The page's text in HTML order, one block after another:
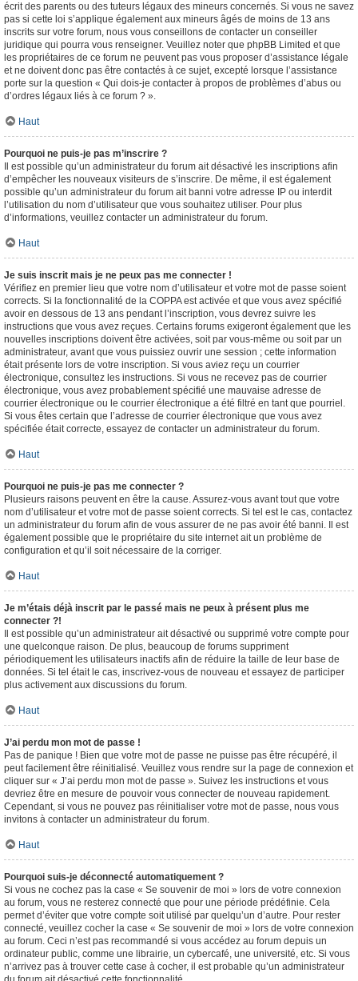
écrit des parents ou des tuteurs légaux des mineurs concernés. Si vous ne savez
pas si cette loi s’applique également aux mineurs âgés de moins de 13 ans
inscrits sur votre forum, nous vous conseillons de contacter un conseiller
juridique qui pourra vous renseigner. Veuillez noter que phpBB Limited et que
les propriétaires de ce forum ne peuvent pas vous proposer d’assistance légale
et ne doivent donc pas être contactés à ce sujet, excepté lorsque l’assistance
porte sur la question « Qui dois-je contacter à propos de problèmes d’abus ou
d’ordres légaux liés à ce forum ? ».
Haut
Pourquoi ne puis-je pas m’inscrire ?
Il est possible qu’un administrateur du forum ait désactivé les inscriptions afin
d’empêcher les nouveaux visiteurs de s’inscrire. De même, il est également
possible qu’un administrateur du forum ait banni votre adresse IP ou interdit
l’utilisation du nom d’utilisateur que vous souhaitez utiliser. Pour plus
d’informations, veuillez contacter un administrateur du forum.
Haut
Je suis inscrit mais je ne peux pas me connecter !
Vérifiez en premier lieu que votre nom d’utilisateur et votre mot de passe soient
corrects. Si la fonctionnalité de la COPPA est activée et que vous avez spécifié
avoir en dessous de 13 ans pendant l’inscription, vous devrez suivre les
instructions que vous avez reçues. Certains forums exigeront également que les
nouvelles inscriptions doivent être activées, soit par vous-même ou soit par un
administrateur, avant que vous puissiez ouvrir une session ; cette information
était présente lors de votre inscription. Si vous aviez reçu un courrier
électronique, consultez les instructions. Si vous ne recevez pas de courrier
électronique, vous avez probablement spécifié une mauvaise adresse de
courrier électronique ou le courrier électronique a été filtré en tant que pourriel.
Si vous êtes certain que l’adresse de courrier électronique que vous avez
spécifiée était correcte, essayez de contacter un administrateur du forum.
Haut
Pourquoi ne puis-je pas me connecter ?
Plusieurs raisons peuvent en être la cause. Assurez-vous avant tout que votre
nom d’utilisateur et votre mot de passe soient corrects. Si tel est le cas, contactez
un administrateur du forum afin de vous assurer de ne pas avoir été banni. Il est
également possible que le propriétaire du site internet ait un problème de
configuration et qu’il soit nécessaire de la corriger.
Haut
Je m’étais déjà inscrit par le passé mais ne peux à présent plus me
connecter ?!
Il est possible qu’un administrateur ait désactivé ou supprimé votre compte pour
une quelconque raison. De plus, beaucoup de forums suppriment
périodiquement les utilisateurs inactifs afin de réduire la taille de leur base de
données. Si tel était le cas, inscrivez-vous de nouveau et essayez de participer
plus activement aux discussions du forum.
Haut
J’ai perdu mon mot de passe !
Pas de panique ! Bien que votre mot de passe ne puisse pas être récupéré, il
peut facilement être réinitialisé. Veuillez vous rendre sur la page de connexion et
cliquer sur « J’ai perdu mon mot de passe ». Suivez les instructions et vous
devriez être en mesure de pouvoir vous connecter de nouveau rapidement.
Cependant, si vous ne pouvez pas réinitialiser votre mot de passe, nous vous
invitons à contacter un administrateur du forum.
Haut
Pourquoi suis-je déconnecté automatiquement ?
Si vous ne cochez pas la case « Se souvenir de moi » lors de votre connexion
au forum, vous ne resterez connecté que pour une période prédéfinie. Cela
permet d’éviter que votre compte soit utilisé par quelqu’un d’autre. Pour rester
connecté, veuillez cocher la case « Se souvenir de moi » lors de votre connexion
au forum. Ceci n’est pas recommandé si vous accédez au forum depuis un
ordinateur public, comme une librairie, un cybercafé, une université, etc. Si vous
n’arrivez pas à trouver cette case à cocher, il est probable qu’un administrateur